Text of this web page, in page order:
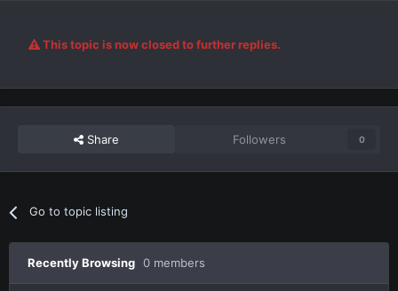
This topic is now closed to further replies.
Share Followers 0
Go to topic listing
Recently Browsing 0 members